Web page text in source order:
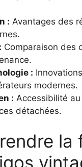
: Avantages des
Comparaison des
:
modernes.
: Accessibilité
détachées.
la